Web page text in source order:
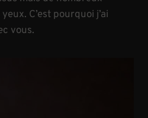
C’est pourquoi j’ai
vous.